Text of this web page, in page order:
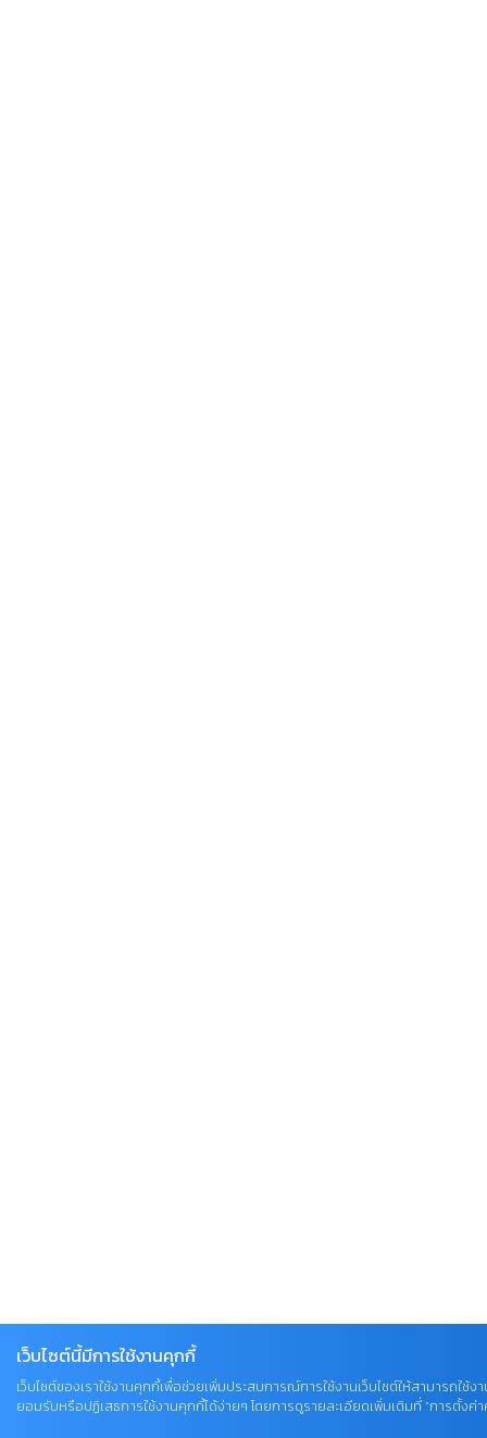
เว็บไซต์นี้มีการใช้งานคุกกี้
เว็บไซต์ของเราใช้งานคุกกี้เพื่อช่วยเพิ่มประสบการณ์การใช้งานเว็บไซต์ให้สามารถใ
ยอมรับหรือปฏิเสธการใช้งานคุกกี้ได้ง่ายๆ โดยการดูรายละเอียดเพิ่มเติมที่ “การตั้งค่